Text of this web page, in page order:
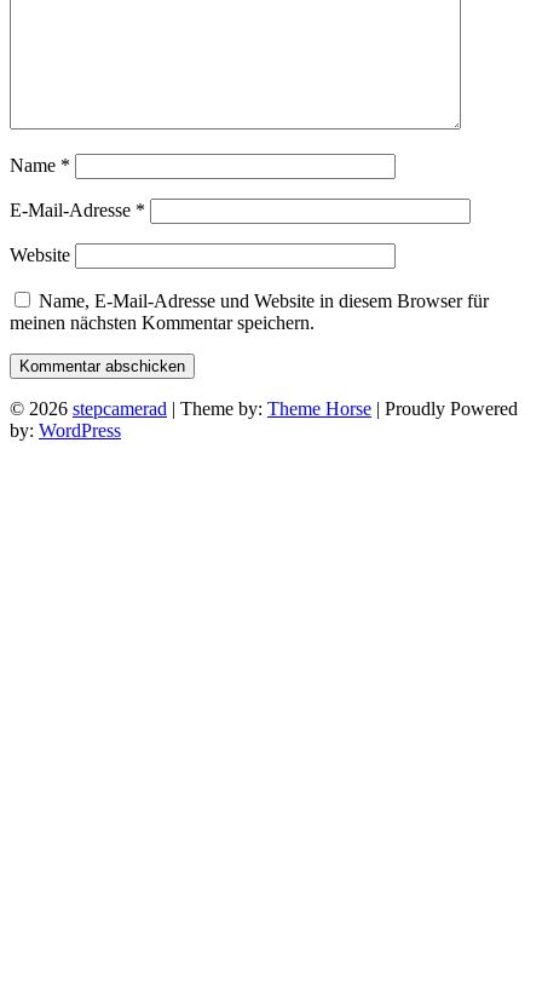
Name *
E-Mail-Adresse *
Website
Name, E-Mail-Adresse und Website in diesem Browser für
meinen nächsten Kommentar speichern.
© 2026 stepcamerad | Theme by: Theme Horse | Proudly Powered
by: WordPress